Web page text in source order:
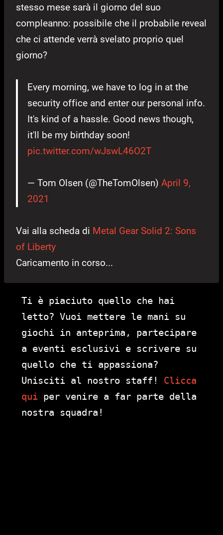
stesso mese sarà il giorno del suo
compleanno: possibile che il probabile reveal
che ci attende verrà svelato proprio quel
giorno?
Every morning, we have to log in at the
security office and enter our personal info.
It's kind of a hassle. Good news though,
it'll be my birthday soon!
pic.twitter.com/wJswL46O2T
— Tom Olsen (@TheTomOlsen) April 9,
2021
Vai alla scheda di Metal Gear Solid 2: Sons
of Liberty
Caricamento in corso...
Ti è piaciuto quello che hai
letto? Vuoi mettere le mani su
giochi in anteprima, partecipare
a eventi esclusivi e scrivere su
quello che ti appassiona?
Unisciti al nostro staff! Clicca
qui per venire a far parte della
nostra squadra!